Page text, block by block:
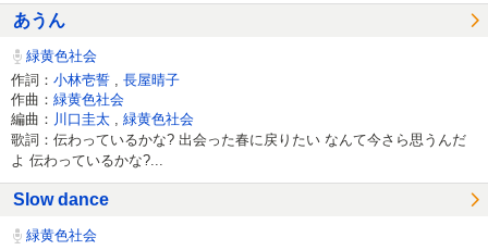
あうん
緑黄色社会
作詞： 小林壱誓
長屋晴子
作曲： 緑黄色社会
編曲： 川口圭太 緑黄色社会
歌詞：伝わっているかな? 出会った春に戻りたい なんて今さら思うんだ
よ 伝わっているかな?...
Slow dance
緑黄色社会